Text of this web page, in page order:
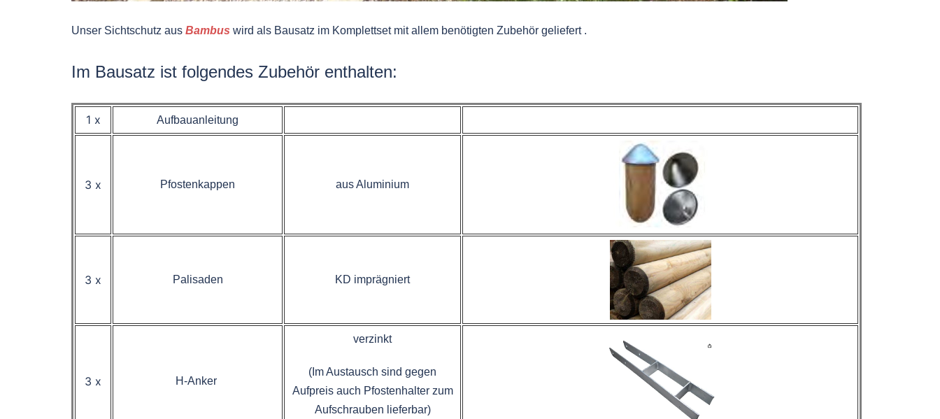
Unser Sichtschutz aus Bambus wird als Bausatz im Komplettset mit allem benötigten Zubehör geliefert .
Im Bausatz ist folgendes Zubehör enthalten:
1 x Aufbauanleitung
3 x Pfostenkappen aus Aluminium
3 x Palisaden KD imprägniert
3 x H-Anker
verzinkt
(Im Austausch sind gegen
Aufpreis auch Pfostenhalter zum
Aufschrauben lieferbar)